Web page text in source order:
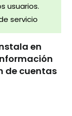
usuarios.
servicio
en
de cuentas